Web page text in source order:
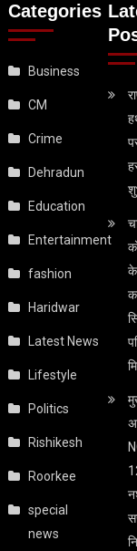
Categories
Business
CM
Crime
Dehradun
Education
Entertainment
fashion
Haridwar
Latest News
Lifestyle
Politics
Rishikesh
Roorkee
special
news
के